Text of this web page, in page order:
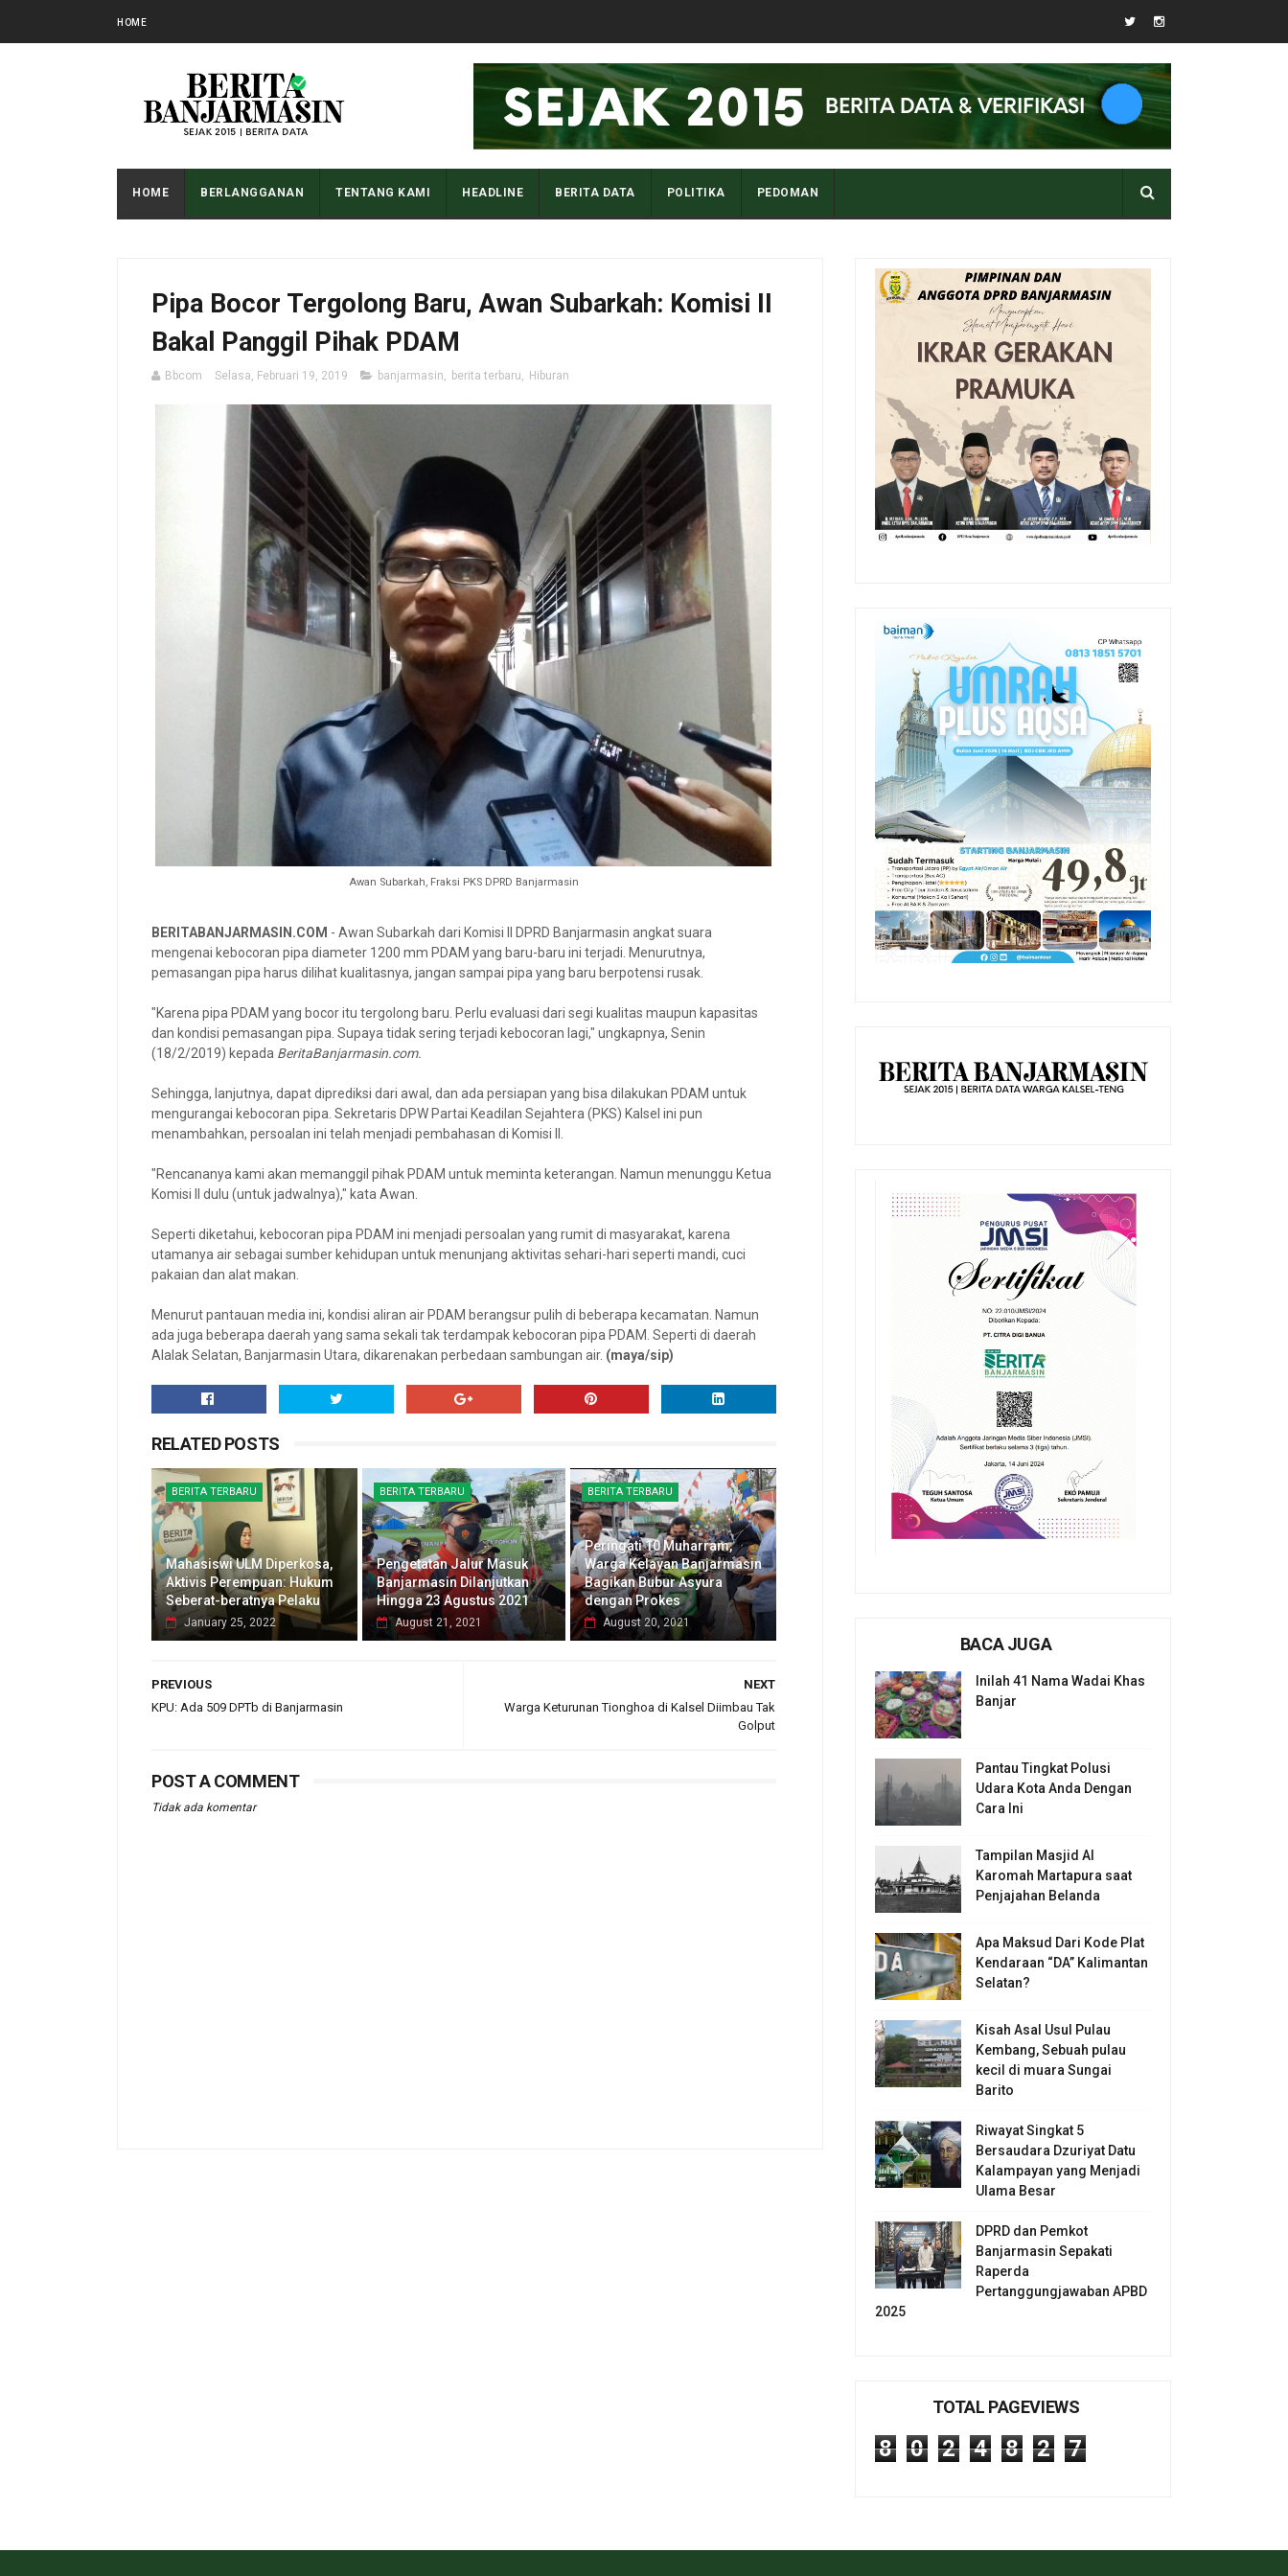
HOME
HOME BERLANGGANAN TENTANG KAMI HEADLINE BERITA DATA POLITIKA PEDOMAN
Pipa Bocor Tergolong Baru, Awan Subarkah: Komisi II
Bakal Panggil Pihak PDAM
Bbcom Selasa, Februari 19, 2019 banjarmasin, berita terbaru, Hiburan
Awan Subarkah, Fraksi PKS DPRD Banjarmasin
BERITABANJARMASIN.COM - Awan Subarkah dari Komisi II DPRD Banjarmasin angkat suara
mengenai kebocoran pipa diameter 1200 mm PDAM yang baru-baru ini terjadi. Menurutnya,
pemasangan pipa harus dilihat kualitasnya, jangan sampai pipa yang baru berpotensi rusak.
"Karena pipa PDAM yang bocor itu tergolong baru. Perlu evaluasi dari segi kualitas maupun kapasitas
dan kondisi pemasangan pipa. Supaya tidak sering terjadi kebocoran lagi," ungkapnya, Senin
(18/2/2019) kepada BeritaBanjarmasin.com.
Sehingga, lanjutnya, dapat diprediksi dari awal, dan ada persiapan yang bisa dilakukan PDAM untuk
mengurangai kebocoran pipa. Sekretaris DPW Partai Keadilan Sejahtera (PKS) Kalsel ini pun
menambahkan, persoalan ini telah menjadi pembahasan di Komisi II.
"Rencananya kami akan memanggil pihak PDAM untuk meminta keterangan. Namun menunggu Ketua
Komisi II dulu (untuk jadwalnya)," kata Awan.
Seperti diketahui, kebocoran pipa PDAM ini menjadi persoalan yang rumit di masyarakat, karena
utamanya air sebagai sumber kehidupan untuk menunjang aktivitas sehari-hari seperti mandi, cuci
pakaian dan alat makan.
Menurut pantauan media ini, kondisi aliran air PDAM berangsur pulih di beberapa kecamatan. Namun
ada juga beberapa daerah yang sama sekali tak terdampak kebocoran pipa PDAM. Seperti di daerah
Alalak Selatan, Banjarmasin Utara, dikarenakan perbedaan sambungan air. (maya/sip)
RELATED POSTS
BERITA TERBARU
Mahasiswi ULM Diperkosa,
Aktivis Perempuan: Hukum
Seberat-beratnya Pelaku
January 25, 2022
BERITA TERBARU
Pengetatan Jalur Masuk
Banjarmasin Dilanjutkan
Hingga 23 Agustus 2021
August 21, 2021
BERITA TERBARU
Peringati 10 Muharram,
Warga Kelayan Banjarmasin
Bagikan Bubur Asyura
dengan Prokes
August 20, 2021
NEXT
Warga Keturunan Tionghoa di Kalsel Diimbau Tak
Golput
PREVIOUS
KPU: Ada 509 DPTb di Banjarmasin
POST A COMMENT
Tidak ada komentar
BACA JUGA
Inilah 41 Nama Wadai Khas
Banjar
Pantau Tingkat Polusi
Udara Kota Anda Dengan
Cara Ini
Tampilan Masjid Al
Karomah Martapura saat
Penjajahan Belanda
Apa Maksud Dari Kode Plat
Kendaraan “DA” Kalimantan
Selatan?
Kisah Asal Usul Pulau
Kembang, Sebuah pulau
kecil di muara Sungai
Barito
Riwayat Singkat 5
Bersaudara Dzuriyat Datu
Kalampayan yang Menjadi
Ulama Besar
DPRD dan Pemkot
Banjarmasin Sepakati
Raperda
Pertanggungjawaban APBD
2025
TOTAL PAGEVIEWS
8 0 2 4 8 2 7